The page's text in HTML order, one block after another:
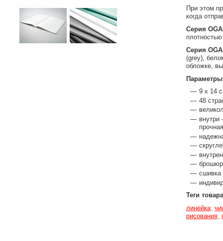
При этом
когда
Серия
Серия
(grey),
обложке,
Параметры
9 x 14
48
внутри
сшивка
Теги товара
линейка
рисования